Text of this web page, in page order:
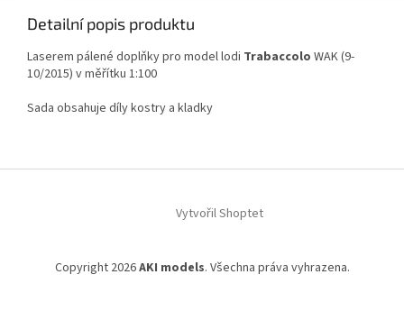
Detailní popis produktu
Laserem pálené doplňky pro model lodi Trabaccolo WAK (9-
10/2015) v měřítku 1:100
Sada obsahuje díly kostry a kladky
Vytvořil Shoptet
Copyright 2026AKI models. Všechna práva vyhrazena.